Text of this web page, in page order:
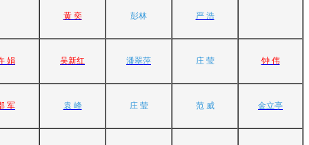
黄 奕 彭林 严 浩
娟 吴新红 潘翠萍 庄 莹 钟 伟
军 袁 峰 庄 莹 范 威 金立亭